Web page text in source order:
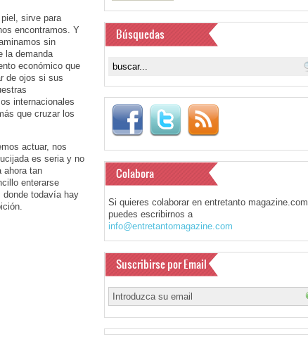
sirve para
encontramos. Y
sin
la demanda
económico que
de ojos si sus
internacionales
que cruzar los
actuar, nos
es seria y no
ahora tan
enterarse
donde todavía hay
Búsquedas
Colabora
Si quieres colaborar en entretanto magazine.com
puedes escribirnos a
info@entretantomagazine.com
Suscribirse por Email